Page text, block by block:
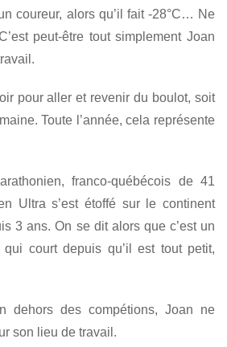
coureur, alors qu’il fait -28°C… Ne
peut-être tout simplement Joan
pour aller et revenir du boulot, soit
Toute l’année, cela représente
franco-québécois de 41
Ultra s’est étoffé sur le continent
3 ans. On se dit alors que c’est un
court depuis qu’il est tout petit,
dehors des compétions, Joan ne
son lieu de travail.